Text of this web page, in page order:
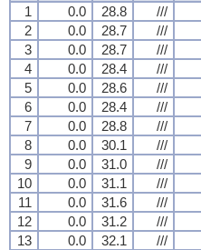
1
0.0 28.8 ///
2
0.0 28.7 ///
3
0.0 28.7 ///
4
0.0 28.4 ///
5
0.0 28.6 ///
6
0.0 28.4 ///
7
0.0 28.8 ///
8
0.0 30.1 ///
9
0.0 31.0 ///
10
0.0 31.1 ///
11
0.0 31.6 ///
12
0.0 31.2 ///
13
0.0 32.1 ///